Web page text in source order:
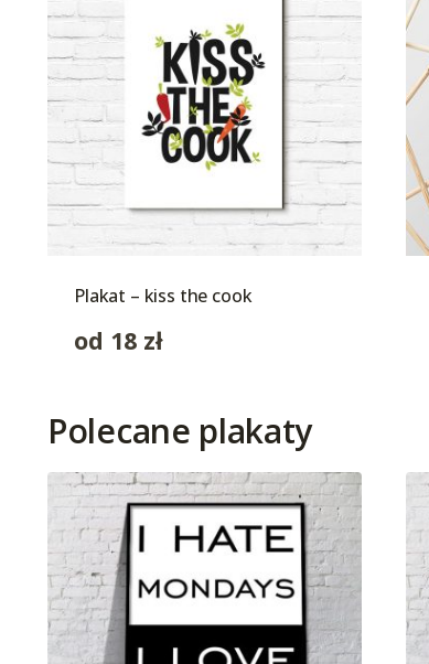
Plakat – kiss the cook
od 18 zł
Polecane plakaty